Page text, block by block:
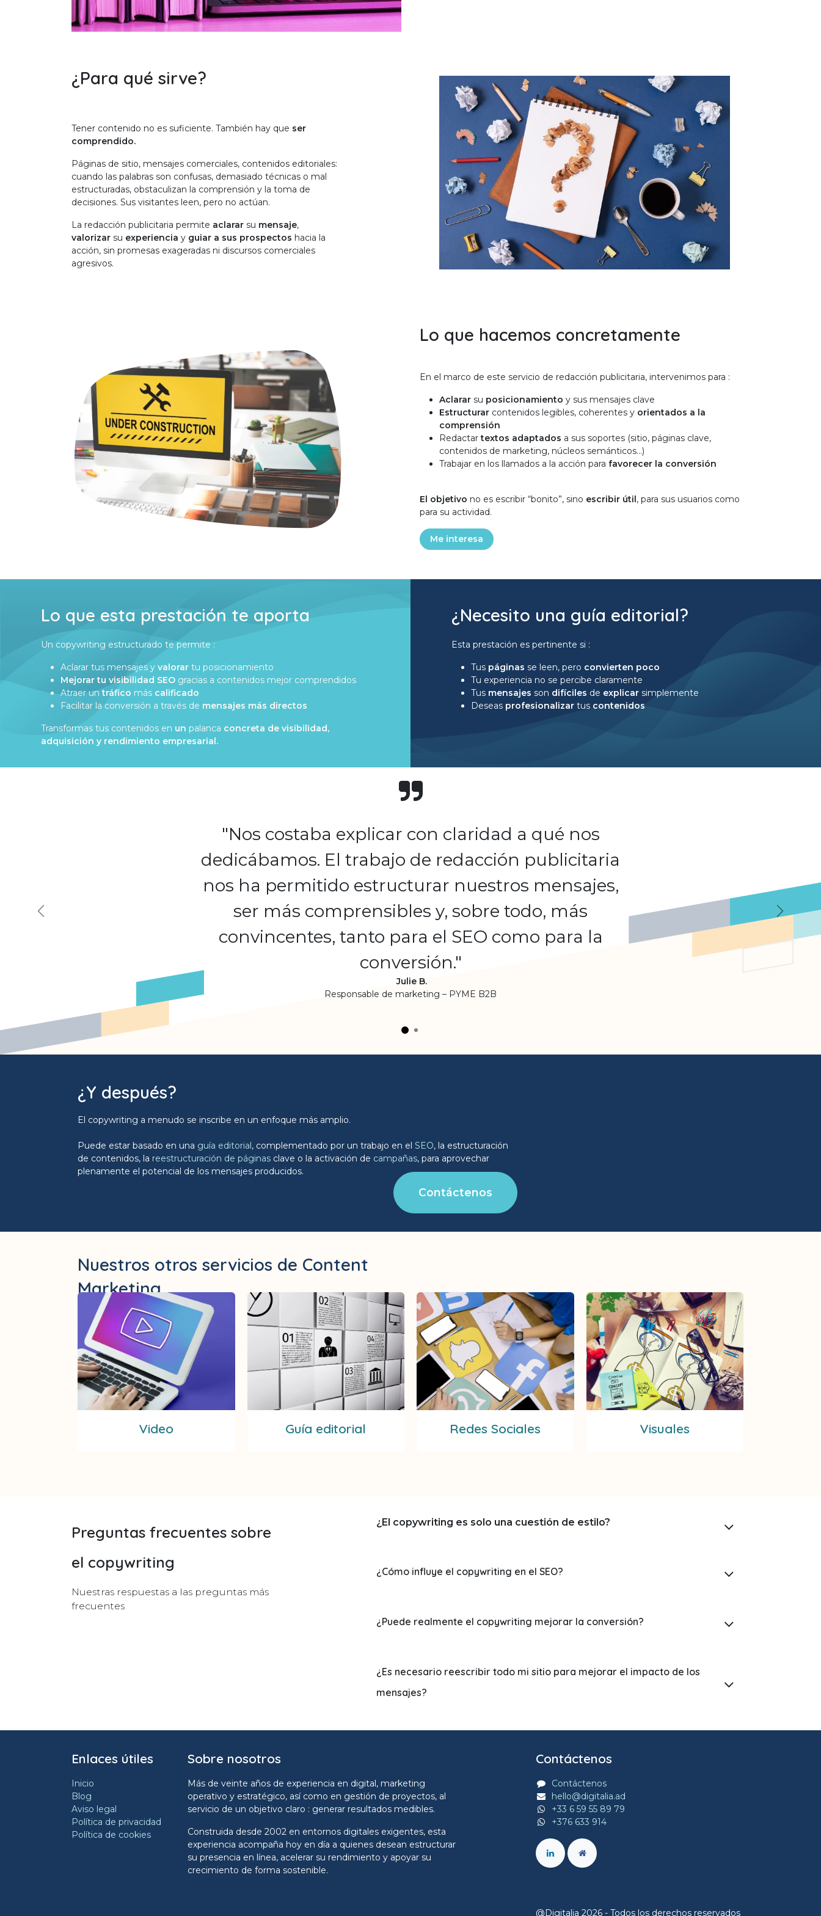
¿Para qué sirve?
Tener contenido no es suficiente. También hay que ser
comprendido.
Páginas de sitio, mensajes comerciales, contenidos editoriales:
cuando las palabras son confusas, demasiado técnicas o mal
estructuradas, obstaculizan la comprensión y la toma de
decisiones. Sus visitantes leen, pero no actúan.
La redacción publicitaria permite aclarar su mensaje,
valorizar su experiencia y guiar a sus prospectos hacia la
acción, sin promesas exageradas ni discursos comerciales
agresivos.
Lo que hacemos concretamente
En el marco de este servicio de redacción publicitaria, intervenimos para :
Aclarar su posicionamiento y sus mensajes clave
Estructurar contenidos legibles, coherentes y orientados a la
comprensión
Redactartextos adaptados a sus soportes (sitio, páginas clave,
contenidos de marketing, núcleos semánticos...)
Trabajar en los llamados a la acción para favorecer la conversión
El objetivo no es escribir “bonito”, sino escribir útil , para sus usuarios como
para su actividad.
Me interesa
Lo que esta prestación te aporta
Un copywriting estructurado te permite :
Aclarar tus mensajes yvalorartu posicionamiento
Mejorar tu visibilidad SEO gracias a contenidos mejor comprendidos
Atraer untráfico más calificado
Facilitar la conversión a través de mensajes más directos
Transformas tus contenidos en unpalanca concreta de visibilidad,
adquisición y rendimiento empresarial.
¿Necesito una guía editorial?
Esta prestación es pertinente si :
Tus páginasse leen, pero convierten poco
Tu experiencia no se percibe claramente
Tus mensajesson difíciles de explicarsimplemente
Deseas profesionalizartus contenidos
"Nos costaba explicar con claridad a qué nos
dedicábamos. El trabajo de redacción publicitaria
nos ha permitido estructurar nuestros mensajes,
ser más comprensibles y, sobre todo, más
convincentes, tanto para el SEO como para la
conversión."
Julie B.
Responsable de marketing – PYME B2B
Précédent Suivant
¿Y después?
El copywriting a menudo se inscribe en un enfoque más amplio.
Puede estar basado en una guía editorial , complementado por un trabajo en el SEO, la estructuración
de contenidos, la reestructuración de páginas clave o la activación de campañas, para aprovechar
plenamente el potencial de los mensajes producidos.
Contáctenos
Nuestros otros servicios de Content
Marketing
Video Guía editorial Redes Sociales Visuales
Preguntas frecuentes sobre
el copywriting
Nuestras respuestas a las preguntas más
frecuentes
¿El copywriting es solo una cuestión de estilo?
¿Cómo influye el copywriting en el SEO?
¿Puede realmente el copywriting mejorar la conversión?
¿Es necesario reescribir todo mi sitio para mejorar el impacto de los
mensajes?
Enlaces útiles
Inicio
Blog
Aviso legal
Política de privacidad
Política de cookies
Sobre nosotros
Más de veinte años de experiencia en digital, marketing
operativo y estratégico, así como en gestión de proyectos, al
servicio de un objetivo claro : generar resultados medibles.
Construida desde 2002 en entornos digitales exigentes, esta
experiencia acompaña hoy en día a quienes desean estructurar
su presencia en línea, acelerar su rendimiento y apoyar su
crecimiento de forma sostenible.
Contáctenos
Contáctenos
hello@digitalia.ad
+33 6 59 55 89 79
+376 633 914
@Digitalia 2026 - Todos los derechos reservados